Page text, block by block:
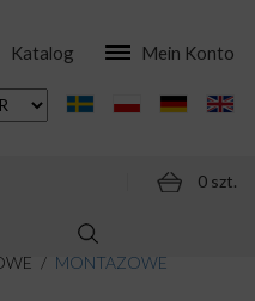
Katalog Mein Konto
0 szt.
MONTAŻOWE